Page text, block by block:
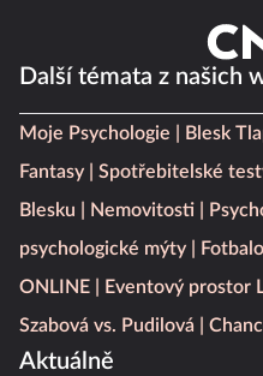
Další témata z našich
Moje Psychologie Blesk
Fantasy
Spotřebitelské
Blesku
Nemovitosti
psychologické mýty
ONLINE
Eventový prostor
Szabová vs. Pudilová
Aktuálně